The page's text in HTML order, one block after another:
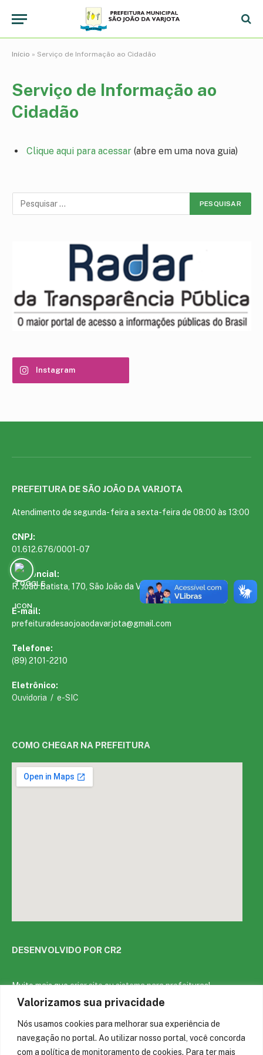
Valorizamos sua privacidade
Nós usamos cookies para melhorar sua experiência de
navegação no portal. Ao utilizar nosso portal, você concorda
com a política de monitoramento de cookies. Para ter mais
Início » Serviço de Informação ao Cidadão
Serviço de Informação ao
Cidadão
Clique aqui para acessar (abre em uma nova guia)
Instagram
PREFEITURA DE SÃO JOÃO DA VARJOTA
Atendimento de segunda- feira a sexta-feira de 08:00 às 13:00
CNPJ:
01.612.676/0001-07
Presencial:
R. João Batista, 170, São João da Varjota – PI, 64510-000
E-mail:
prefeituradesaojoaodavarjota@gmail.com
Telefone:
(89) 2101-2210
Eletrônico:
Ouvidoria / e-SIC
COMO CHEGAR NA PREFEITURA
DESENVOLVIDO POR CR2
Muito mais quecriar siteousistema para prefeituras!
Realizamos uma
completa, onde garantimos em
contrato que todas as exigências das
públicaserão atendidas.
Conheça oPNTP Radar da Transparência Pública